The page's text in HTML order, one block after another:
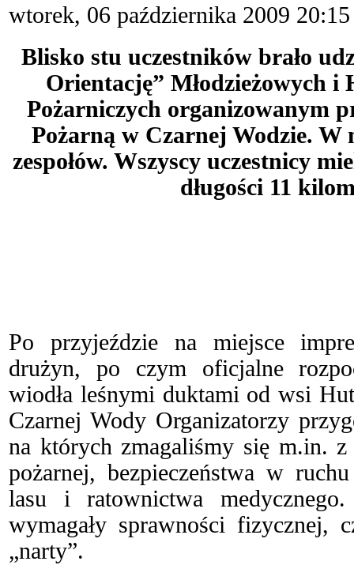
wtorek, 06 października 2009 20:15
Blisko stu uczestników brało
Orientację” Młodzieżowych
Pożarniczych organizowanym
Pożarną w Czarnej Wodzie. W
zespołów. Wszyscy uczestnicy
długości 11
Po przyjeździe na miejsce
drużyn, po czym oficjalne
wiodła leśnymi duktami od wsi
Czarnej Wody Organizatorzy
na których zmagaliśmy się m.in.
pożarnej, bezpieczeństwa w
lasu i ratownictwa
wymagały sprawności fizycznej,
„narty”.